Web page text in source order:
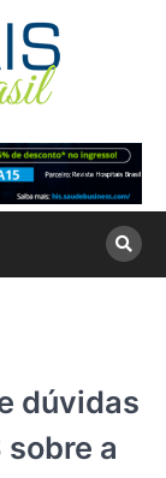
dúvidas
a